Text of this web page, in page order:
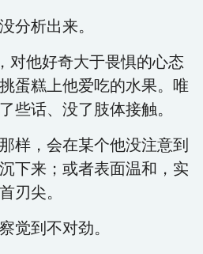
分析出来。
对他好奇大于畏惧的心态
蛋糕上他爱吃的水果。唯
些话、没了肢体接触。
样，会在某个他没注意到
下来；或者表面温和，实
刃尖。
觉到不对劲。